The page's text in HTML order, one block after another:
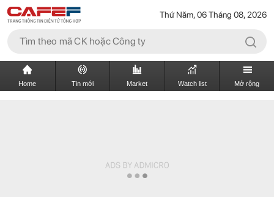
Thứ Năm, 06 Tháng 08, 2026
Home Tin mới Market Watch list Mở rộng